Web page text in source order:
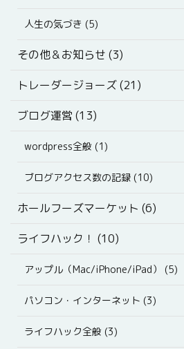
人生の気づき (5)
その他＆お知らせ (3)
トレーダージョーズ (21)
ブログ運営 (13)
wordpress全般 (1)
ブログアクセス数の記録 (10)
ホールフーズマーケット (6)
ライフハック！ (10)
アップル（Mac/iPhone/iPad） (5)
パソコン・インターネット (3)
ライフハック全般 (3)